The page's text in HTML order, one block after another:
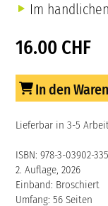
Im
16.00 CHF
In den
Lieferbar in 3-5
ISBN: 978-3-03902-
2. Auflage, 2026
Einband: Broschiert
Umfang: 56 Seiten